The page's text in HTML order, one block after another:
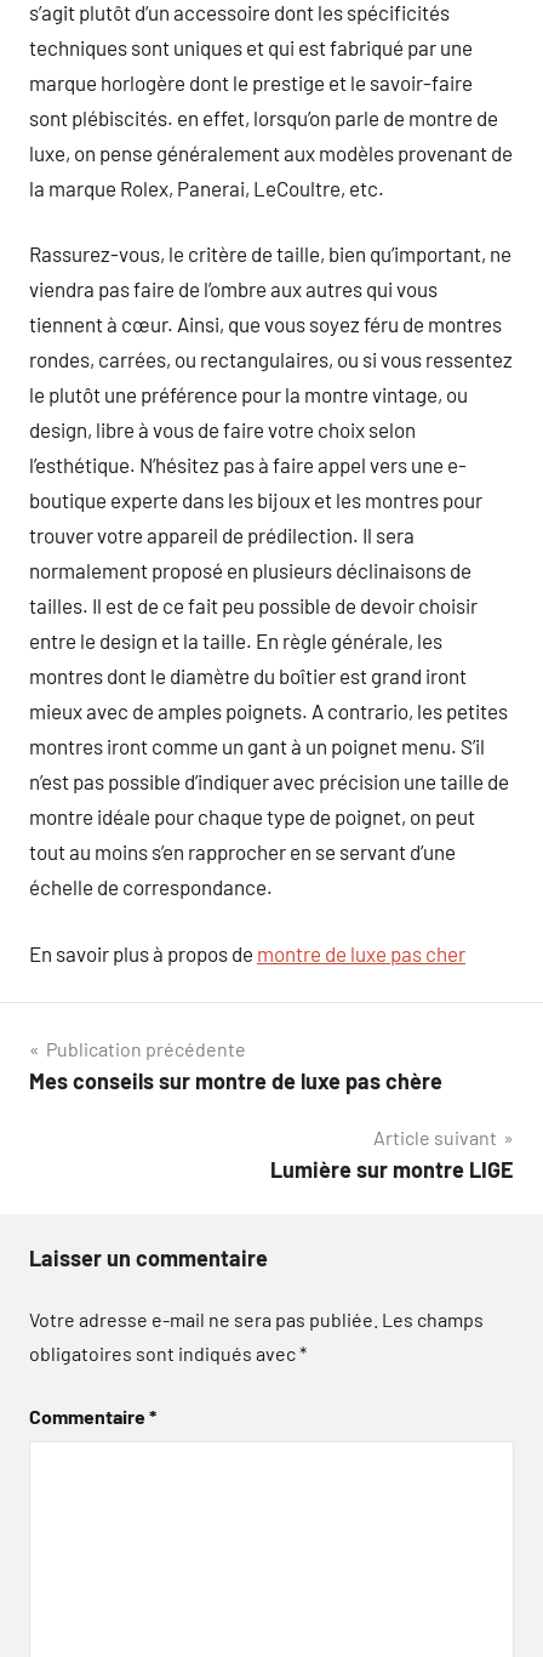
s’agit plutôt d’un accessoire dont les spécificités
techniques sont uniques et qui est fabriqué par une
marque horlogère dont le prestige et le savoir-faire
sont plébiscités. en effet, lorsqu’on parle de montre de
luxe, on pense généralement aux modèles provenant de
la marque Rolex, Panerai, LeCoultre, etc.
Rassurez-vous, le critère de taille, bien qu’important, ne
viendra pas faire de l’ombre aux autres qui vous
tiennent à cœur. Ainsi, que vous soyez féru de montres
rondes, carrées, ou rectangulaires, ou si vous ressentez
le plutôt une préférence pour la montre vintage, ou
design, libre à vous de faire votre choix selon
l’esthétique. N’hésitez pas à faire appel vers une e-
boutique experte dans les bijoux et les montres pour
trouver votre appareil de prédilection. Il sera
normalement proposé en plusieurs déclinaisons de
tailles. Il est de ce fait peu possible de devoir choisir
entre le design et la taille. En règle générale, les
montres dont le diamètre du boîtier est grand iront
mieux avec de amples poignets. A contrario, les petites
montres iront comme un gant à un poignet menu. S’il
n’est pas possible d’indiquer avec précision une taille de
montre idéale pour chaque type de poignet, on peut
tout au moins s’en rapprocher en se servant d’une
échelle de correspondance.
En savoir plus à propos de montre de luxe pas cher
Navigation
de
Publication précédente
Mes conseils sur montre de luxe pas chère
Article suivant
Lumière sur montre LIGE
Laisser un commentaire
Votre adresse e-mail ne sera pas publiée. Les champs
obligatoires sont indiqués avec*
Commentaire*